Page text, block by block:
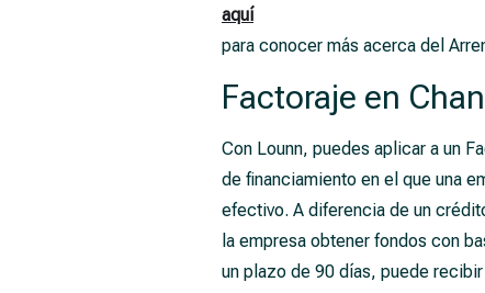
aquí
para conocer más acerca del
Factoraje en
Con Lounn, puedes aplicar a un
de financiamiento en el que una
efectivo. A diferencia de un
la empresa obtener fondos con
un plazo de 90 días, puede